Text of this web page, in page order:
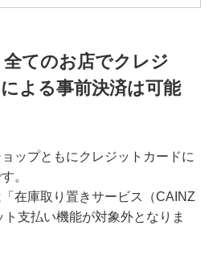
全てのお店でクレジ
よる事前決済は可能
ップともにクレジットカードに
。
在庫取り置きサービス（CAINZ
支払い機能が対象外となりま